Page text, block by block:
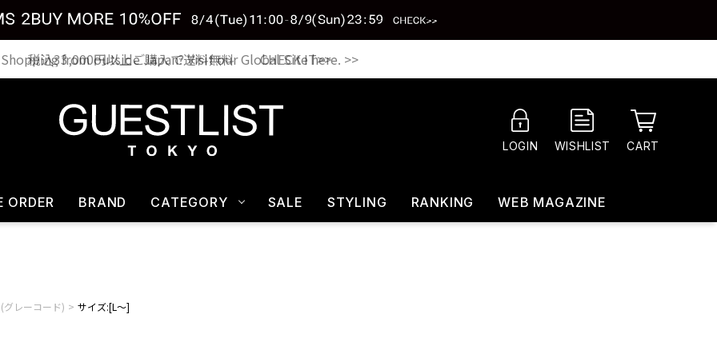
税込33,000円以上ご購入で送料無料 CHECK IT>>
LOGIN WISHLIST CART
ORDER BRAND CATEGORY SALE STYLING RANKING WEB MAGAZINE
グレーコード) サイズ:[L～]